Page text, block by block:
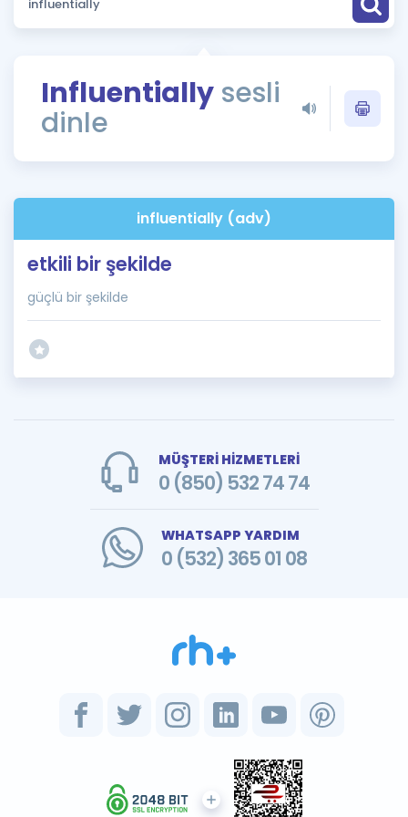
Puan Hesaplama
ÖSYM Sınav Takvimi
Kampanyalar
İngilizce Gramer
Influentially sesli
dinle
influentially (adv)
etkili bir şekilde
güçlü bir şekilde
MÜŞTERİ HİZMETLERİ
0 (850) 532 74 74
WHATSAPP YARDIM
0 (532) 365 01 08